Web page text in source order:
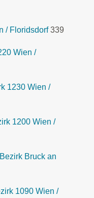
/ Floridsdorf 339
Wien /
1230 Wien /
1200 Wien /
Bruck an
1090 Wien /